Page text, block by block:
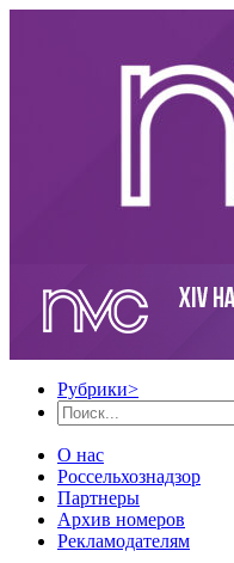
Рубрики>
О нас
Россельхознадзор
Партнеры
Архив номеров
Рекламодателям